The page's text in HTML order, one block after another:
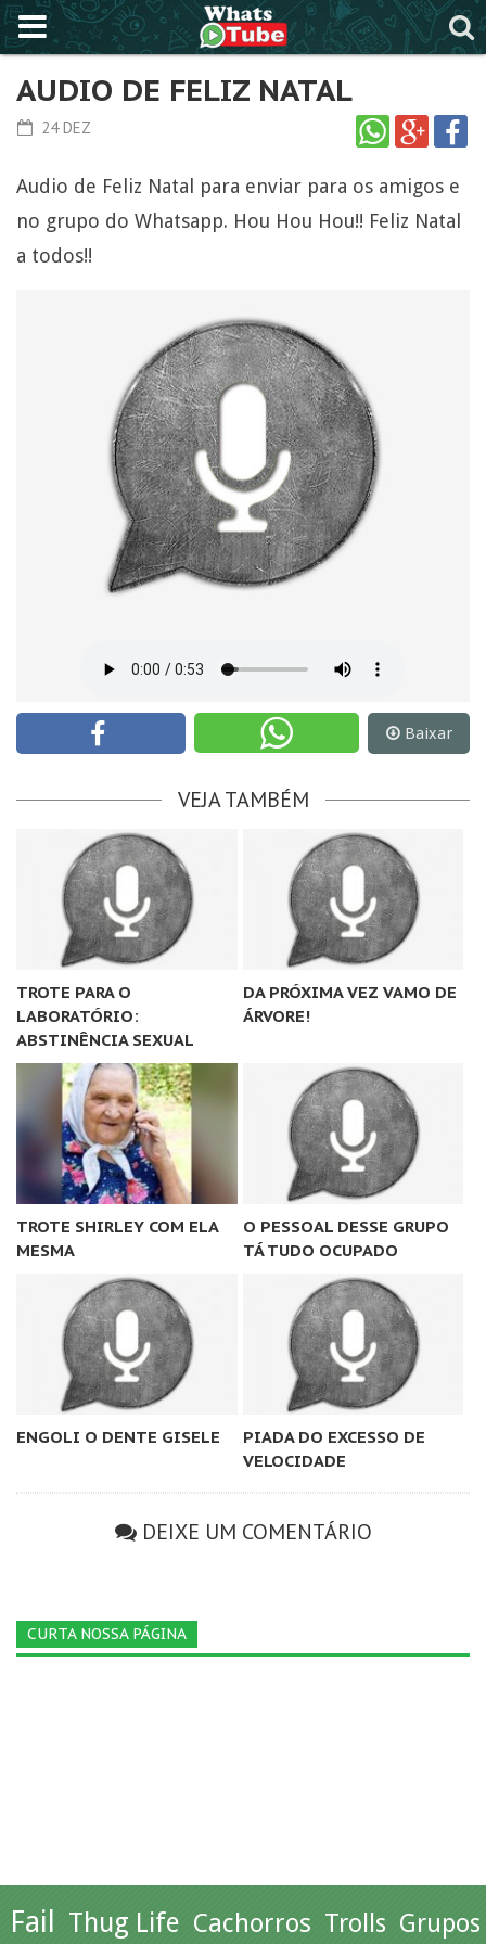
AUDIO DE FELIZ NATAL
24 DEZ
Audio de Feliz Natal para enviar para os amigos e
no grupo do Whatsapp. Hou Hou Hou!! Feliz Natal
a todos!!
Baixar
VEJA TAMBÉM
TROTE PARA O
LABORATÓRIO:
ABSTINÊNCIA SEXUAL
DA PRÓXIMA VEZ VAMO DE
ÁRVORE!
TROTE SHIRLEY COM ELA
MESMA
O PESSOAL DESSE GRUPO
TÁ TUDO OCUPADO
ENGOLI O DENTE GISELE
PIADA DO EXCESSO DE
VELOCIDADE
DEIXE UM COMENTÁRIO
CURTA NOSSA PÁGINA
Fail Thug Life Cachorros Trolls Grupos